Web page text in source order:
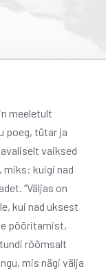
meeletult
poeg, tütar ja
vaiksed
miks: kuigi nad
“Väljas on
kui nad uksest
pööritamist,
rõõmsalt
mis nägi välja